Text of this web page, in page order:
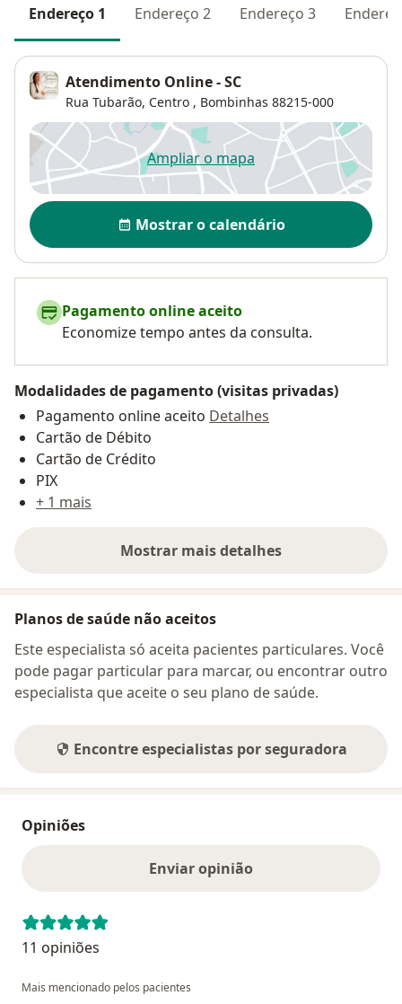
Endereço 1 Endereço 2 Endereço 3
Atendimento Online - SC
Rua Tubarão, Centro , Bombinhas 88215-000
Ampliar o mapaabre num novo separador
Disponibilidade
Mostrar o calendário
Pagamento online aceito
Economize tempo antes da consulta.
Modalidades de pagamento (visitas privadas)
Pagamento online aceito Detalhes
Cartão de Débito
Cartão de Crédito
PIX
+ 1 mais
Mostrar mais detalhes
sobre o endereço
Planos de saúde não aceitos
Este especialista só aceita pacientes particulares. Você
pode pagar particular para marcar, ou encontrar outro
especialista que aceite o seu plano de saúde.
Encontre especialistas por seguradora
Opiniões
Enviar opinião
11 opiniões
Mais mencionado pelos pacientes